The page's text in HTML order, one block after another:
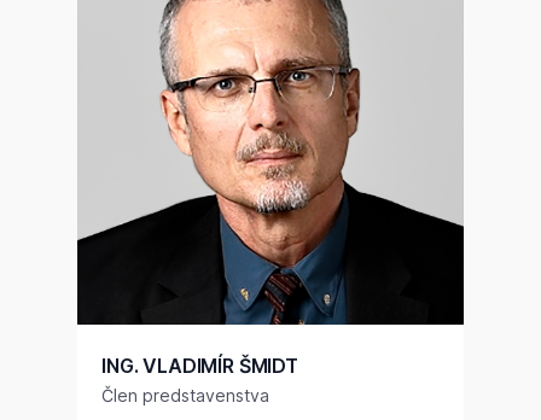
ING. VLADIMÍR ŠMIDT
Člen predstavenstva